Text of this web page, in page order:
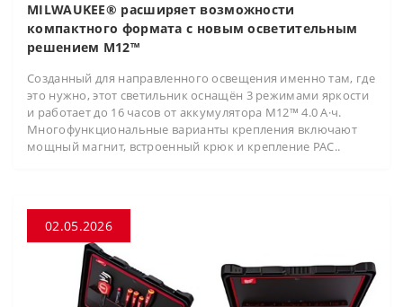
MILWAUKEE® расширяет возможности
компактного формата с новым осветительным
решением M12™
Созданный для направленного освещения именно там, где
это нужно, этот светильник оснащён 3 режимами яркости
и работает до 16 часов от аккумулятора M12™ 4.0 А·ч.
Многофункциональные варианты крепления включают
мощный магнит, встроенный крюк и крепление PAC..
02.05.2026